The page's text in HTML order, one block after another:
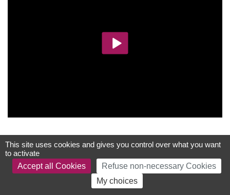
This site uses cookies and gives you control over what you want
to activate
Accept all Cookies
Refuse non-necessary Cookies
My choices